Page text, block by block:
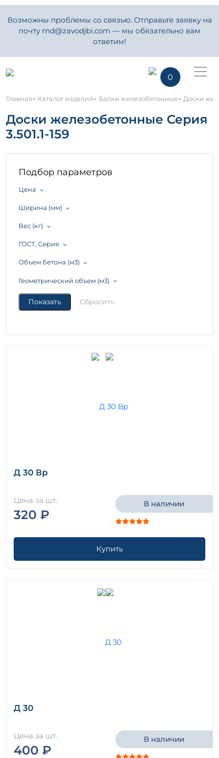
Возможны проблемы со связью. Отправьте заявку на
почту rnd@zavodjbi.com — мы обязательно вам
ответим!
0
Главная- Каталог изделий- Балки железобетонные- Доски
Доски железобетонные Серия
3.501.1-159
Подбор параметров
Цена
Ширина (мм)
Вес (кг)
ГОСТ, Серия
Объем бетона (м3)
Геометрический объем (м3)
Д 30 Вр
Цена за шт.
320 ₽
В наличии
Купить
Д 30
Цена за шт.
400 ₽
В наличии